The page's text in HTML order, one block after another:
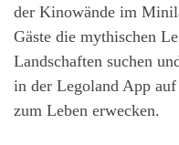
der Kinowände im
Gäste die mythischen
Landschaften suchen
in der Legoland App
zum Leben erwecken.